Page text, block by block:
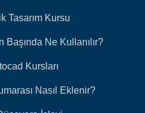
Tasarım Kursu
Ne Kullanılır?
Kursları
Nasıl Eklenir?